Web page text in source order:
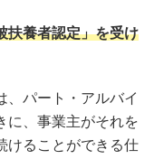
扶養者認定」を受け
、パート・アルバイ
に、事業主がそれを
けることができる仕